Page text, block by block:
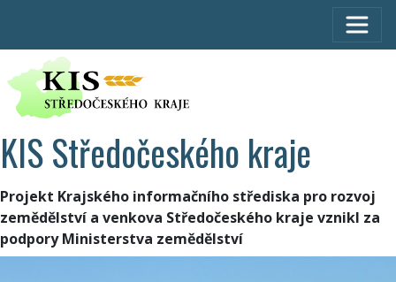
KIS Středočeského kraje
Projekt Krajského informačního střediska pro rozvoj
zemědělství a venkova Středočeského kraje vznikl za
podpory Ministerstva zemědělství